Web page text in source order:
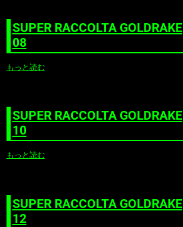
SUPER RACCOLTA GOLDRAKE
08
もっと読む
SUPER RACCOLTA GOLDRAKE
10
もっと読む
SUPER RACCOLTA GOLDRAKE
12